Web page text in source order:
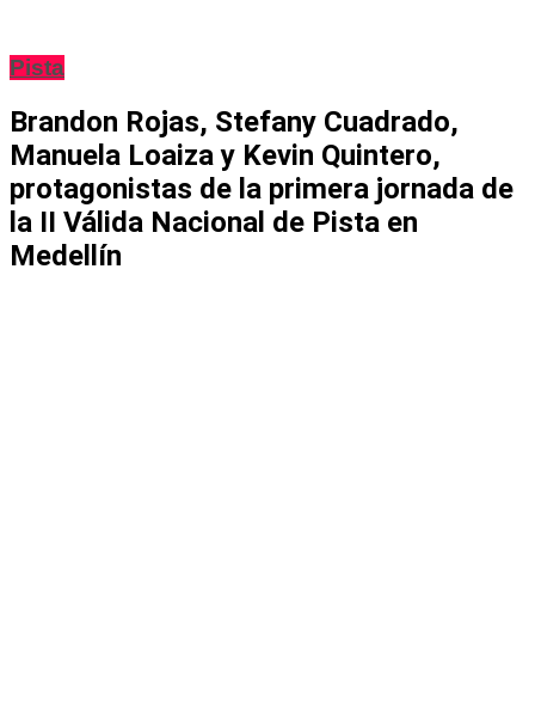
Pista
Brandon Rojas, Stefany Cuadrado,
Manuela Loaiza y Kevin Quintero,
protagonistas de la primera jornada de
la II Válida Nacional de Pista en
Medellín